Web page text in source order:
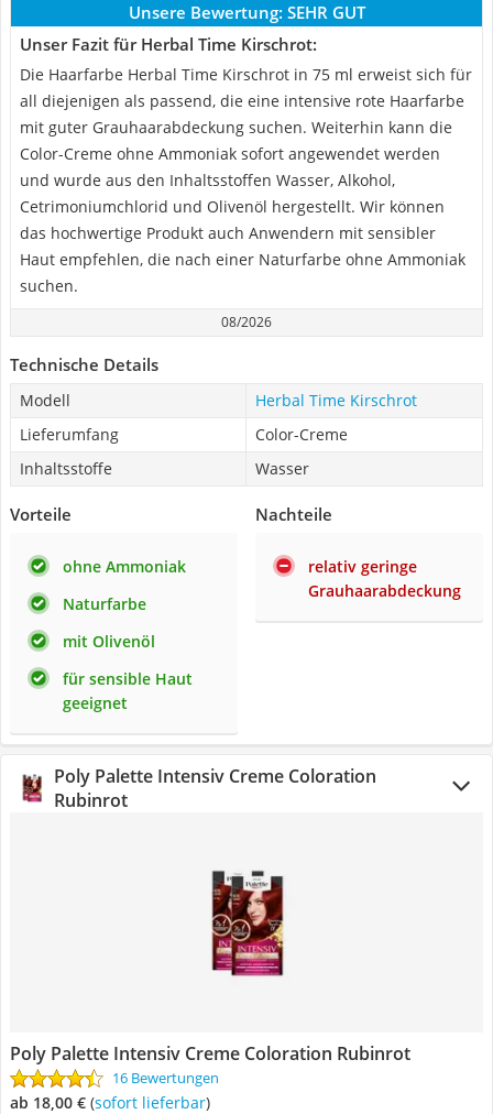
Unsere Bewertung: SEHR GUT
Unser Fazit für Herbal Time Kirschrot:
Die Haarfarbe Herbal Time Kirschrot in 75 ml erweist sich für
all diejenigen als passend, die eine intensive rote Haarfarbe
mit guter Grauhaarabdeckung suchen. Weiterhin kann die
Color-Creme ohne Ammoniak sofort angewendet werden
und wurde aus den Inhaltsstoffen Wasser, Alkohol,
Cetrimoniumchlorid und Olivenöl hergestellt. Wir können
das hochwertige Produkt auch Anwendern mit sensibler
Haut empfehlen, die nach einer Naturfarbe ohne Ammoniak
suchen.
08/2026
Technische Details
Modell
Herbal Time Kirschrot
Lieferumfang
Color-Creme
Inhaltsstoffe
Wasser
Vorteile
ohne Ammoniak
Naturfarbe
mit Olivenöl
für sensible Haut
geeignet
Nachteile
relativ geringe
Grauhaarabdeckung
Poly Palette Intensiv Creme Coloration
Rubinrot
Poly Palette Intensiv Creme Coloration Rubinrot
16 Bewertungen
ab 18,00 € ( Sofort lieferbar)